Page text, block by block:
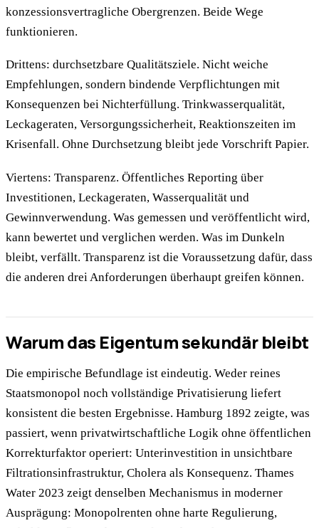
konzessionsvertragliche Obergrenzen. Beide Wege
funktionieren.
Drittens: durchsetzbare Qualitätsziele. Nicht weiche
Empfehlungen, sondern bindende Verpflichtungen mit
Konsequenzen bei Nichterfüllung. Trinkwasserqualität,
Leckageraten, Versorgungssicherheit, Reaktionszeiten im
Krisenfall. Ohne Durchsetzung bleibt jede Vorschrift Papier.
Viertens: Transparenz. Öffentliches Reporting über
Investitionen, Leckageraten, Wasserqualität und
Gewinnverwendung. Was gemessen und veröffentlicht wird,
kann bewertet und verglichen werden. Was im Dunkeln
bleibt, verfällt. Transparenz ist die Voraussetzung dafür, dass
die anderen drei Anforderungen überhaupt greifen können.
Warum das Eigentum sekundär bleibt
Die empirische Befundlage ist eindeutig. Weder reines
Staatsmonopol noch vollständige Privatisierung liefert
konsistent die besten Ergebnisse. Hamburg 1892 zeigte, was
passiert, wenn privatwirtschaftliche Logik ohne öffentlichen
Korrekturfaktor operiert: Unterinvestition in unsichtbare
Filtrationsinfrastruktur, Cholera als Konsequenz. Thames
Water 2023 zeigt denselben Mechanismus in moderner
Ausprägung: Monopolrenten ohne harte Regulierung,